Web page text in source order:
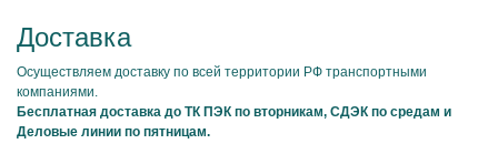
Доставка
Осуществляем доставку по всей территории РФ транспортными
компаниями.
Бесплатная доставка до ТК ПЭК по вторникам, СДЭК по средам и
Деловые линии по пятницам.